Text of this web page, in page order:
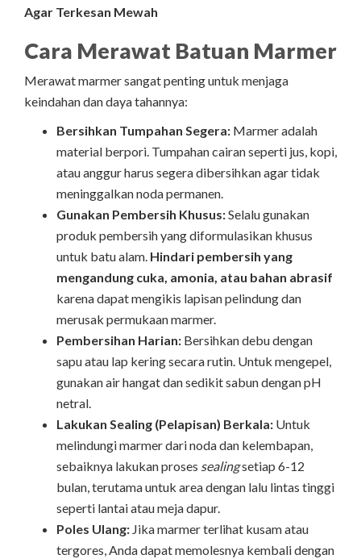
Agar Terkesan Mewah
Cara Merawat Batuan Marmer
Merawat marmer sangat penting untuk menjaga
keindahan dan daya tahannya:
Bersihkan Tumpahan Segera: Marmer adalah
material berpori. Tumpahan cairan seperti jus, kopi,
atau anggur harus segera dibersihkan agar tidak
meninggalkan noda permanen.
Gunakan Pembersih Khusus:Selalu gunakan
produk pembersih yang diformulasikan khusus
untuk batu alam. Hindari pembersih yang
mengandung cuka, amonia, atau bahan abrasif
karena dapat mengikis lapisan pelindung dan
merusak permukaan marmer.
Pembersihan Harian: Bersihkan debu dengan
sapu atau lap kering secara rutin. Untuk mengepel,
gunakan air hangat dan sedikit sabun dengan pH
netral.
Lakukan Sealing (Pelapisan) Berkala: Untuk
melindungi marmer dari noda dan kelembapan,
sebaiknya lakukan proses sealingsetiap 6-12
bulan, terutama untuk area dengan lalu lintas tinggi
seperti lantai atau meja dapur.
Poles Ulang: Jika marmer terlihat kusam atau
tergores, Anda dapat memolesnya kembali dengan